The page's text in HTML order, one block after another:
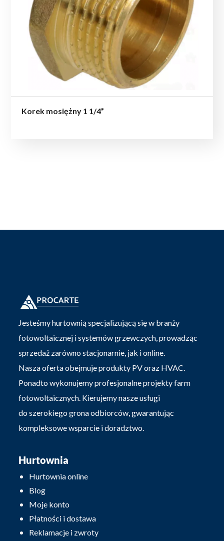
Korek mosiężny 1 1/4”
Jesteśmy hurtownią specjalizującą się w branży
fotowoltaicznej i systemów grzewczych, prowadząc
sprzedaż zarówno stacjonarnie, jak i online.
Nasza oferta obejmuje produkty PV oraz HVAC.
Ponadto wykonujemy profesjonalne projekty farm
fotowoltaicznych. Kierujemy nasze usługi
do szerokiego grona odbiorców, gwarantując
kompleksowe wsparcie i doradztwo.
Hurtownia
Hurtownia online
Blog
Moje konto
Płatności i dostawa
Reklamacje i zwroty